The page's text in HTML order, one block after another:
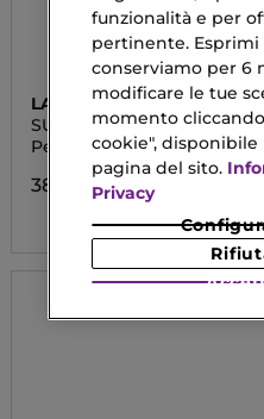
LANCASTER
SUN PERFECT
Perfecting Fluid SPF50
38,89 €
funzionalità e per
pertinente. Esprimi
conserviamo per 6
modificare le tue
momento
cookie",
pagina del sito.
Privacy